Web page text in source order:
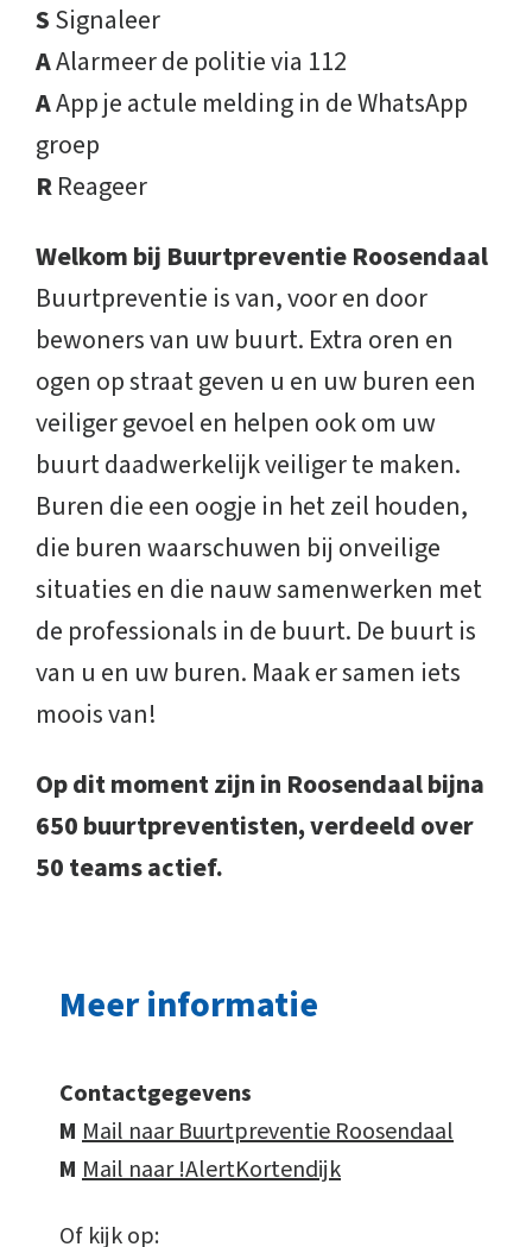
SSignaleer
AAlarmeer de politie via 112
AApp je actule melding in de WhatsApp
groep
RReageer
Welkom bij Buurtpreventie Roosendaal
Buurtpreventie is van, voor en door
bewoners van uw buurt. Extra oren en
ogen op straat geven u en uw buren een
veiliger gevoel en helpen ook om uw
buurt daadwerkelijk veiliger te maken.
Buren die een oogje in het zeil houden,
die buren waarschuwen bij onveilige
situaties en die nauw samenwerken met
de professionals in de buurt. De buurt is
van u en uw buren. Maak er samen iets
moois van!
Op dit moment zijn in Roosendaal bijna
650 buurtpreventisten, verdeeld over
50 teams actief.
Meer informatie
Contactgegevens
M Mail naar Buurtpreventie Roosendaal
M Mail naar !AlertKortendijk
Of kijk op: